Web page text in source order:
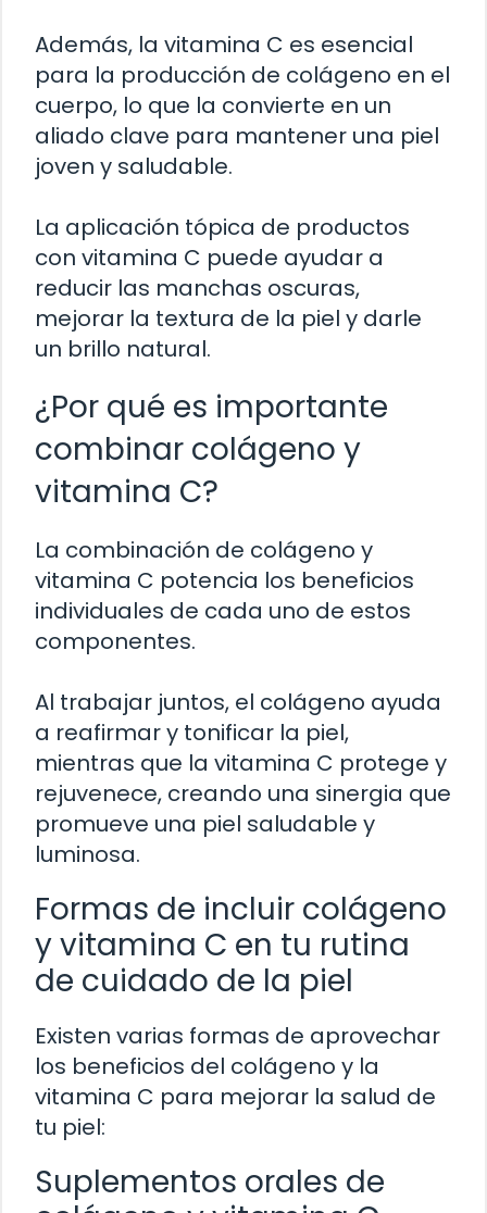
Además, la vitamina C es esencial
para la producción de colágeno en el
cuerpo, lo que la convierte en un
aliado clave para mantener una piel
joven y saludable.
La aplicación tópica de productos
con vitamina C puede ayudar a
reducir las manchas oscuras,
mejorar la textura de la piel y darle
un brillo natural.
¿Por qué es importante
combinar colágeno y
vitamina C?
La combinación de colágeno y
vitamina C potencia los beneficios
individuales de cada uno de estos
componentes.
Al trabajar juntos, el colágeno ayuda
a reafirmar y tonificar la piel,
mientras que la vitamina C protege y
rejuvenece, creando una sinergia que
promueve una piel saludable y
luminosa.
Formas de incluir colágeno
y vitamina C en tu rutina
de cuidado de la piel
Existen varias formas de aprovechar
los beneficios del colágeno y la
vitamina C para mejorar la salud de
tu piel:
Suplementos orales de